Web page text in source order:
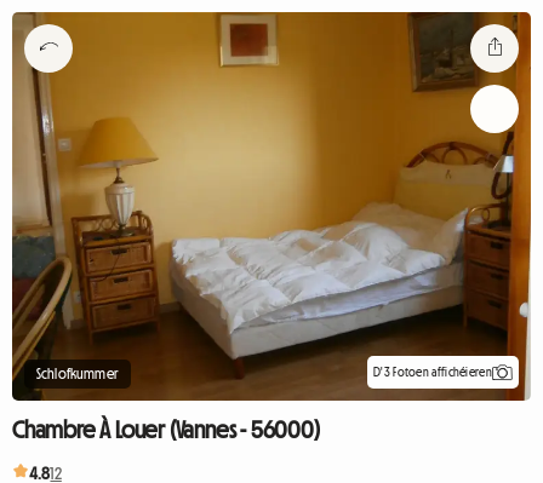
Schlofkummer D'3 Fotoen affichéieren
Chambre À Louer (Vannes - 56000)
4.812